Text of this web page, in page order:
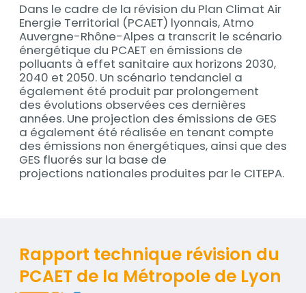
Dans le cadre de la révision du Plan Climat Air
Energie Territorial (PCAET) lyonnais, Atmo
Auvergne-Rhône-Alpes a transcrit le scénario
énergétique du PCAET en émissions de
polluants à effet sanitaire aux horizons 2030,
2040 et 2050. Un scénario tendanciel a
également été produit par prolongement
des évolutions observées ces dernières
années. Une projection des émissions de GES
a également été réalisée en tenant compte
des émissions non énergétiques, ainsi que des
GES fluorés sur la base de
projections nationales produites par le CITEPA.
Rapport technique révision du
PCAET de la Métropole de Lyon